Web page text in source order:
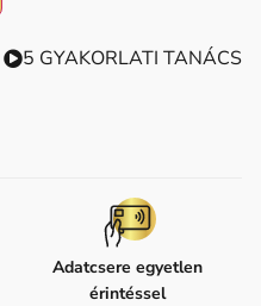
5 GYAKORLATI TANÁCS
Adatcsere egyetlen
érintéssel